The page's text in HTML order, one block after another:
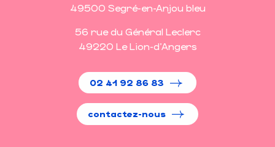
49500 Segré-en-Anjou bleu
56 rue du Général Leclerc
49220 Le Lion-d'Angers
02 41 92 86 83
contactez-nous